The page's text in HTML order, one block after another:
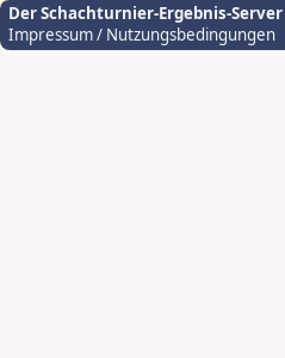
Der Schachturnier-Ergebnis-Server
Impressum / Nutzungsbedingungen